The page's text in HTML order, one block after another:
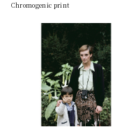
Chromogenic print